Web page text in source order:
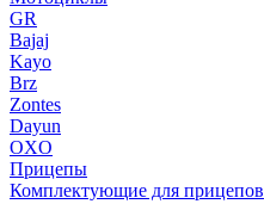
GR
Bajaj
Kayo
Brz
Zontes
Dayun
OXO
Прицепы
Комплектующие для прицепов